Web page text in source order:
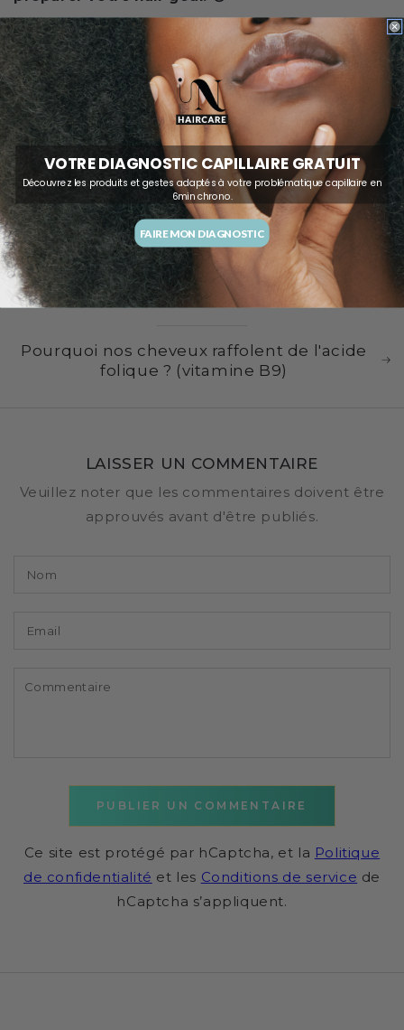
Image de couverture Instagram : @curlygallal
Share
RETOUR À CONSEILS CHEVEUX
Pourquoi j'ai les cheveux fins ?
Pourquoi nos cheveux raffolent de l'acide
folique ? (vitamine B9)
LAISSER UN COMMENTAIRE
Veuillez noter que les commentaires doivent être
approuvés avant d'être publiés.
Commentaire
PUBLIER UN COMMENTAIRE
Ce site est protégé par hCaptcha, et la Politique
de confidentialité et les Conditions de service de
hCaptcha s’appliquent.
VOTRE DIAGNOSTIC CAPILLAIRE GRATUIT
Découvrez les produits et gestes adaptés à votre problématique capillaire en
6min chrono.
FAIRE MON DIAGNOSTIC